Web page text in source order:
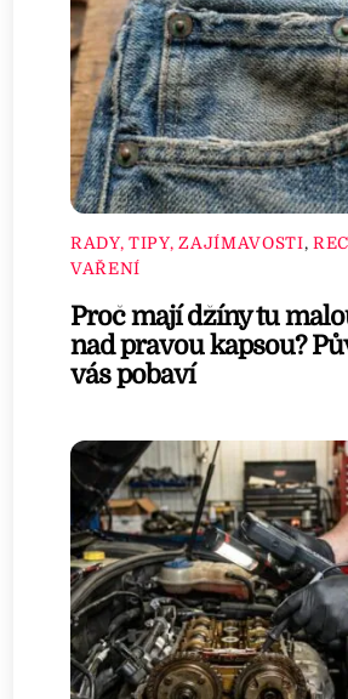
RADY, TIPY, ZAJÍMAVOSTI,
VAŘENÍ
Proč mají džíny tu
nad pravou kapsou?
vás pobaví